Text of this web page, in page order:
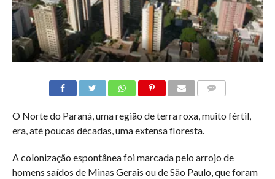
O Norte do Paraná, uma região de terra roxa, muito fértil,
era, até poucas décadas, uma extensa floresta.
A colonização espontânea foi marcada pelo arrojo de
homens saídos de Minas Gerais ou de São Paulo, que foram